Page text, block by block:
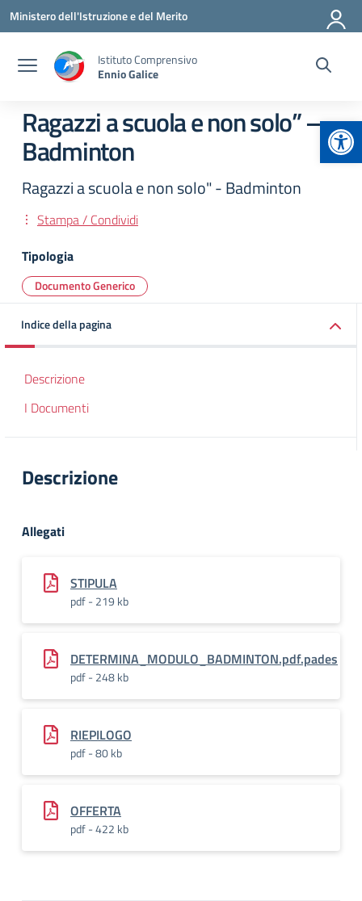
Vai ai contenuti
Vai al menu di navigazione
Vai al footer
Ministero dell'Istruzione e del Merito
Istituto Comprensivo
Ennio Galice
Ragazzi a scuola e non solo” –
Badminton
Ragazzi a scuola e non solo" - Badminton
Stampa / Condividi
Tipologia
Documento Generico
Indice della pagina
Descrizione
I Documenti
Descrizione
Allegati
STIPULA
pdf - 219 kb
DETERMINA_MODULO_BADMINTON.pdf.pades
pdf - 248 kb
RIEPILOGO
pdf - 80 kb
OFFERTA
pdf - 422 kb